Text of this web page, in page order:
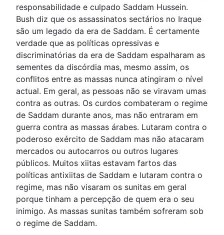
responsabilidade e culpado Saddam Hussein.
Bush diz que os assassinatos sectários no Iraque
são um legado da era de Saddam. É certamente
verdade que as políticas opressivas e
discriminatórias da era de Saddam espalharam as
sementes da discórdia mas, mesmo assim, os
conflitos entre as massas nunca atingiram o nível
actual. Em geral, as pessoas não se viravam umas
contra as outras. Os curdos combateram o regime
de Saddam durante anos, mas não entraram em
guerra contra as massas árabes. Lutaram contra o
poderoso exército de Saddam mas não atacaram
mercados ou autocarros ou outros lugares
públicos. Muitos xiitas estavam fartos das
políticas antixiitas de Saddam e lutaram contra o
regime, mas não visaram os sunitas em geral
porque tinham a percepção de quem era o seu
inimigo. As massas sunitas também sofreram sob
o regime de Saddam.